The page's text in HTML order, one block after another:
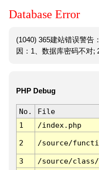
Database Error
(1040) 365建站错误警告
因：1、数据库密码不对;
PHP Debug
No. File
1
/index.php
2 /source/
3 /source/